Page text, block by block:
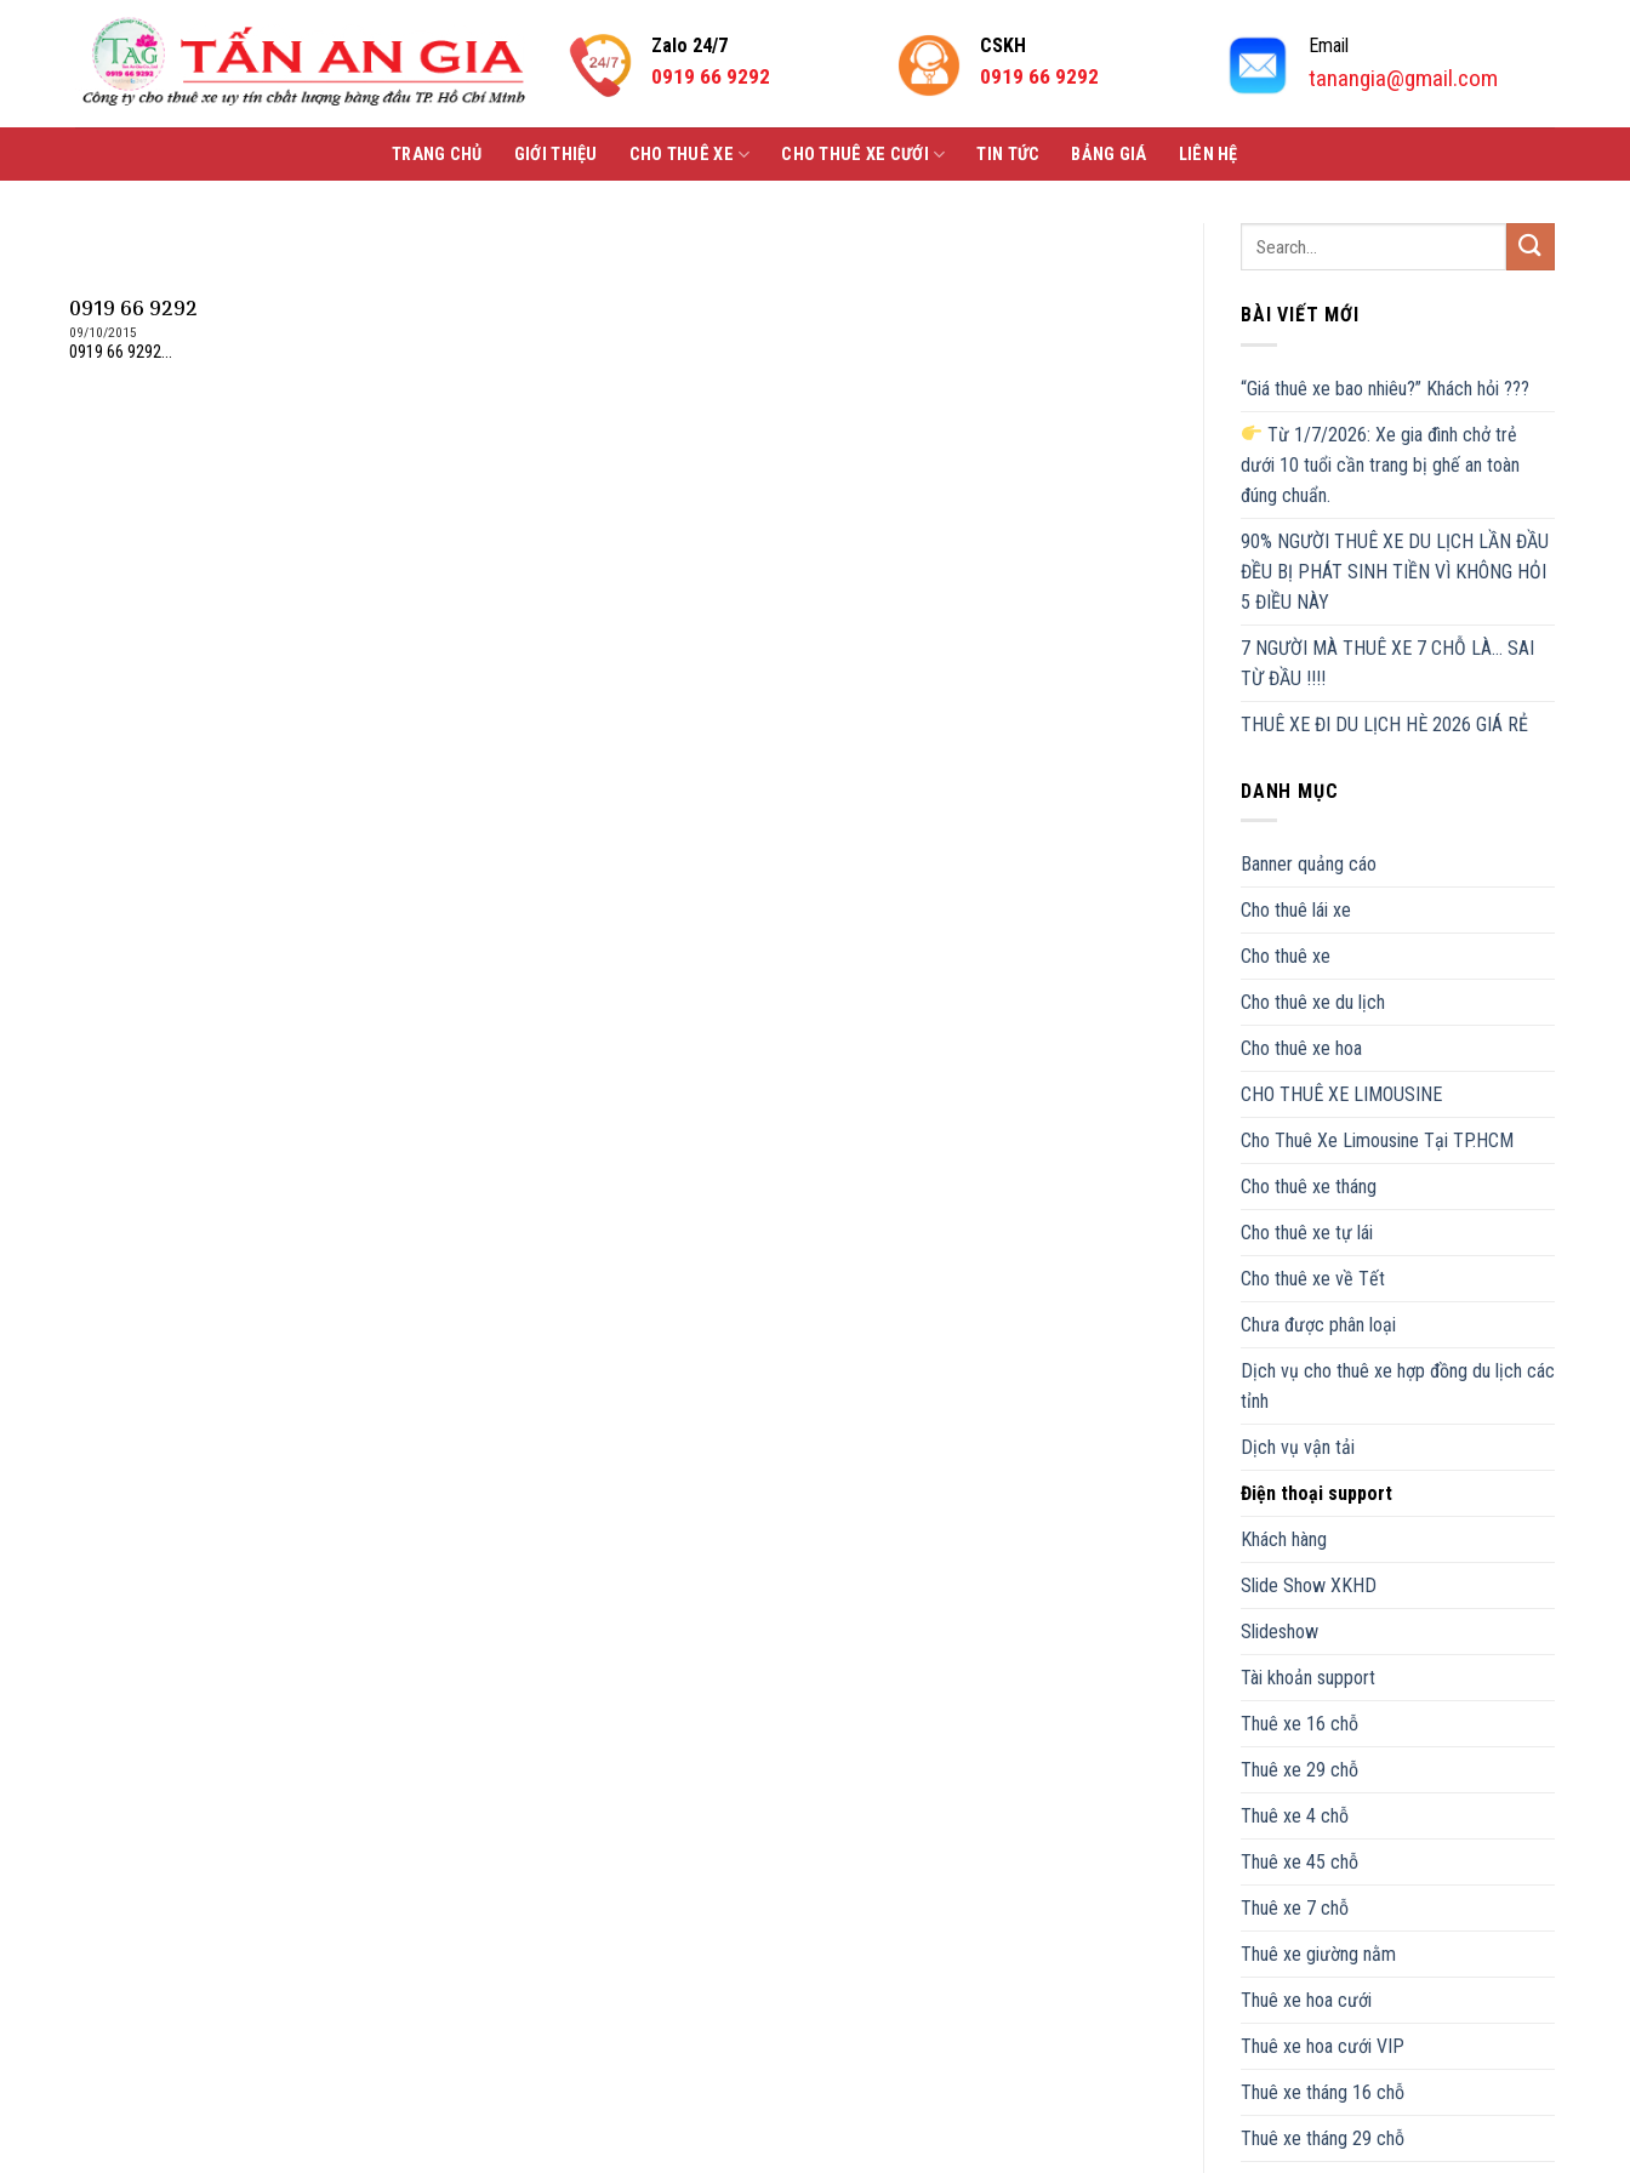
Zalo 24/7
0919 66 9292
CSKH
0919 66 9292
Email
tanangia@gmail.com
TRANG CHỦ GIỚI THIỆU CHO THUÊ XE CHO THUÊ XE CƯỚI TIN TỨC BẢNG GIÁ LIÊN HỆ
0919 66 9292
09/10/2015
0919 66 9292...
BÀI VIẾT MỚI
“Giá thuê xe bao nhiêu?” Khách hỏi ???
Từ 1/7/2026: Xe gia đình chở trẻ
dưới 10 tuổi cần trang bị ghế an toàn
đúng chuẩn.
90% NGƯỜI THUÊ XE DU LỊCH LẦN ĐẦU
ĐỀU BỊ PHÁT SINH TIỀN VÌ KHÔNG HỎI
5 ĐIỀU NÀY
7 NGƯỜI MÀ THUÊ XE 7 CHỖ LÀ… SAI
TỪ ĐẦU !!!!
THUÊ XE ĐI DU LỊCH HÈ 2026 GIÁ RẺ
DANH MỤC
Banner quảng cáo
Cho thuê lái xe
Cho thuê xe
Cho thuê xe du lịch
Cho thuê xe hoa
CHO THUÊ XE LIMOUSINE
Cho Thuê Xe Limousine Tại TP.HCM
Cho thuê xe tháng
Cho thuê xe tự lái
Cho thuê xe về Tết
Chưa được phân loại
Dịch vụ cho thuê xe hợp đồng du lịch các
tỉnh
Dịch vụ vận tải
Điện thoại support
Khách hàng
Slide Show XKHD
Slideshow
Tài khoản support
Thuê xe 16 chỗ
Thuê xe 29 chỗ
Thuê xe 4 chỗ
Thuê xe 45 chỗ
Thuê xe 7 chỗ
Thuê xe giường nằm
Thuê xe hoa cưới
Thuê xe hoa cưới VIP
Thuê xe tháng 16 chỗ
Thuê xe tháng 29 chỗ